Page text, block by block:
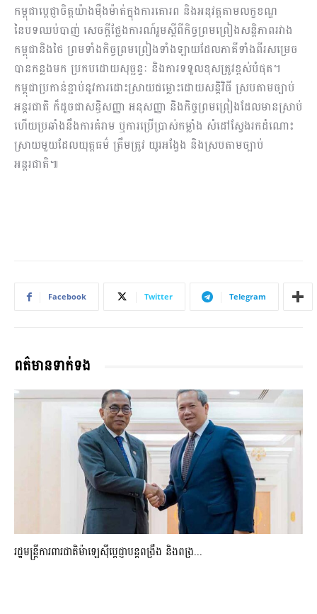
កម្ពុជាប្តេជ្ញាចិត្តយ៉ាងម៉ឺងម៉ាត់ក្នុងការគោរព និងអនុវត្តតាមលក្ខខណ្ឌ
នៃបទឈប់បាញ់ សេចក្តីថ្លែងការណ៍រួមស្តីពីកិច្ចព្រមព្រៀងសន្តិភាពរវាង
កម្ពុជានិងថៃ ព្រមទាំងកិច្ចព្រមព្រៀងទាំងឡាយដែលភាគីទាំងពីរសម្រេច
បានកន្លងមក ប្រកបដោយសុច្ឆន្ទៈ និងការទទួលខុសត្រូវខ្ពស់បំផុត។
កម្ពុជាប្រកាន់ខ្ជាប់នូវការដោះស្រាយជម្លោះដោយសន្តិវិធី ស្របតាមច្បាប់
អន្តរជាតិ ក៏ដូចជាសន្ធិសញ្ញា អនុសញ្ញា និងកិច្ចព្រមព្រៀងដែលមានស្រាប់
ហើយប្រឆាំងនឹងការគំរាម ឬការប្រើប្រាស់កម្លាំង សំដៅស្វែងរកដំណោះ
ស្រាយមួយដែលយុត្តធម៌ ត្រឹមត្រូវ យូរអង្វែង និងស្របតាមច្បាប់
អន្តរជាតិ៕
Facebook Twitter Telegram
ពត៌មានទាក់ទង
រដ្ឋមន្ត្រីការពារជាតិម៉ាឡេស៊ីប្ដេជ្ញាបន្តពង្រឹង និងពង្រ...